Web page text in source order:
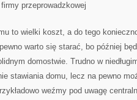
przeprowadzkowej
to wielki koszt, a do tego
warto się starać, bo później
domostwie. Trudno w
stawiania domu, lecz na pewno
weźmy pod uwagę